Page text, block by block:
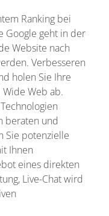
Ranking bei
Google geht in der
Website nach
Verbesseren
holen Sie Ihre
Web ab.
beraten und
Sie potenzielle
Ihnen
eines direkten
Live-Chat wird